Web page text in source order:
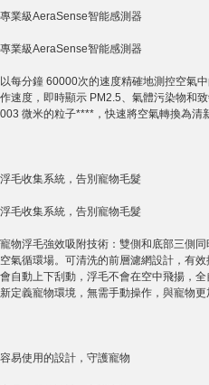
專業級AeraSense智能感測器
專業級AeraSense智能感測器
以每分鐘 60000次的速度精確地測控空氣
作速度，即時顯示 PM2.5、氣體污染物和
003 微米的粒子****，快速將空氣轉換為清
浮毛收集系統，告別寵物毛髮
浮毛收集系統，告別寵物毛髮
寵物浮毛強效吸附技術：雙側和底部三側
空氣循環場。可清洗的前層濾網設計，有
會自動上下刮動，浮毛不會在空中飛揚，
新定義寵物環境，無需手動操作，與寵物更
容易使用的設計，守護寵物